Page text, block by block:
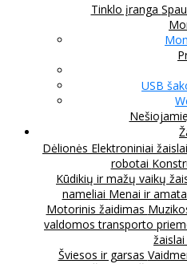
Tinklo įranga
USB
Dėlionės Elektroniniai žaislai
robotai
Kūdikių ir mažų vaikų
nameliai Menai ir
Motorinis žaidimas
valdomos transporto
žaislai
Šviesos ir garsas